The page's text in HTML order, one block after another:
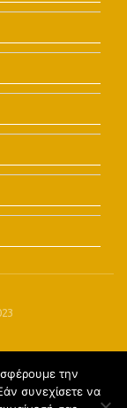
την
συνεχίσετε να